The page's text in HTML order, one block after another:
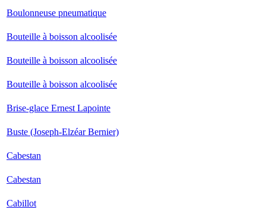
Boulonneuse pneumatique
Bouteille à boisson alcoolisée
Bouteille à boisson alcoolisée
Bouteille à boisson alcoolisée
Brise-glace Ernest Lapointe
Buste (Joseph-Elzéar Bernier)
Cabestan
Cabestan
Cabillot